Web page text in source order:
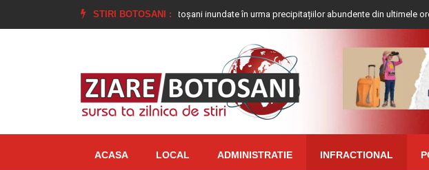
STIRI BOTOSANI :
Opt gospodării din Botoșani inundate în urma precipitațiilor abundente din ultimele ore Tânăr
ACASA LOCAL ADMINISTRATIE INFRACTIONAL